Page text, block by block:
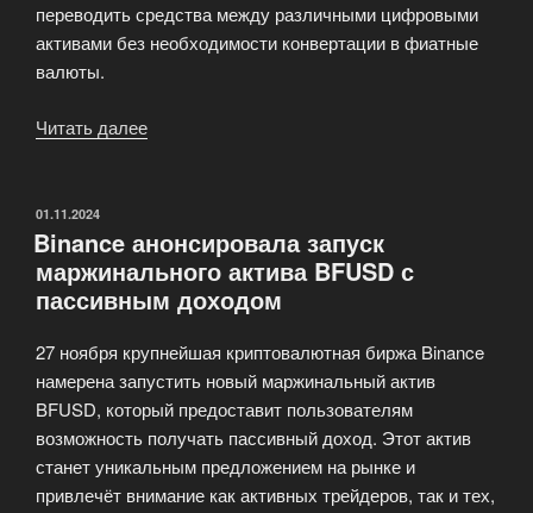
переводить средства между различными цифровыми
активами без необходимости конвертации в фиатные
валюты.
Читать далее
млрд
стейблкоинов
USDT»
ОПУБЛИКОВАНО
01.11.2024
Binance анонсировала запуск
маржинального актива BFUSD с
пассивным доходом
27 ноября крупнейшая криптовалютная биржа Binance
намерена запустить новый маржинальный актив
BFUSD, который предоставит пользователям
возможность получать пассивный доход. Этот актив
станет уникальным предложением на рынке и
привлечёт внимание как активных трейдеров, так и тех,